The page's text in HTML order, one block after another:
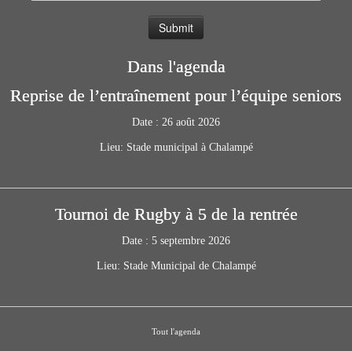
Dans l'agenda
Reprise de l’entraînement pour l’équipe seniors
Date : 26 août 2026
Lieu: Stade municipal à Chalampé
Tournoi de Rugby à 5 de la rentrée
Date : 5 septembre 2026
Lieu: Stade Municipal de Chalampé
Tout l'agenda